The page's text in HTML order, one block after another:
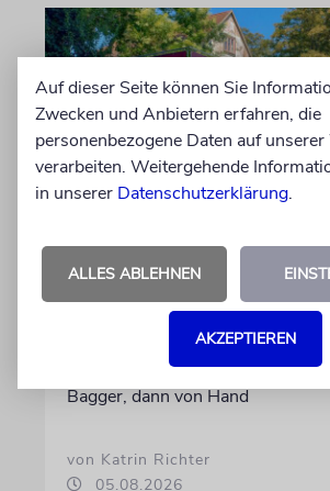
Schicht um Schicht
Dort, wo eben noch Parkplätze
seit wenigen Tagen nach einem
jüdischer Geschichte gegraben.
Bagger, dann von Hand
von Katrin Richter
05.08.2026
Auf dieser Seite können Sie
Zwecken und Anbietern erfahren, die
personenbezogene Daten auf
verarbeiten. Weitergehende
in unserer Datenschutzerklärung.
ALLES ABLEHNEN
AKZEPTIEREN